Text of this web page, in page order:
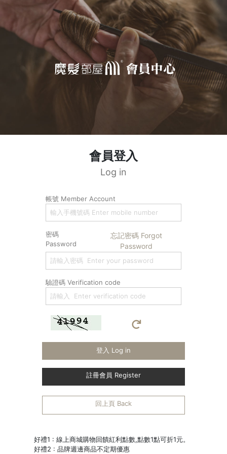
會員登入
Log in
帳號 Member Account
密碼
Password
忘記密碼 Forgot
Password
驗證碼 Verification code
登入 Log in
註冊會員 Register
回上頁 Back
好禮1 : 線上商城購物回饋紅利點數,點數1點可折1元。
好禮2 : 品牌週邊商品不定期優惠